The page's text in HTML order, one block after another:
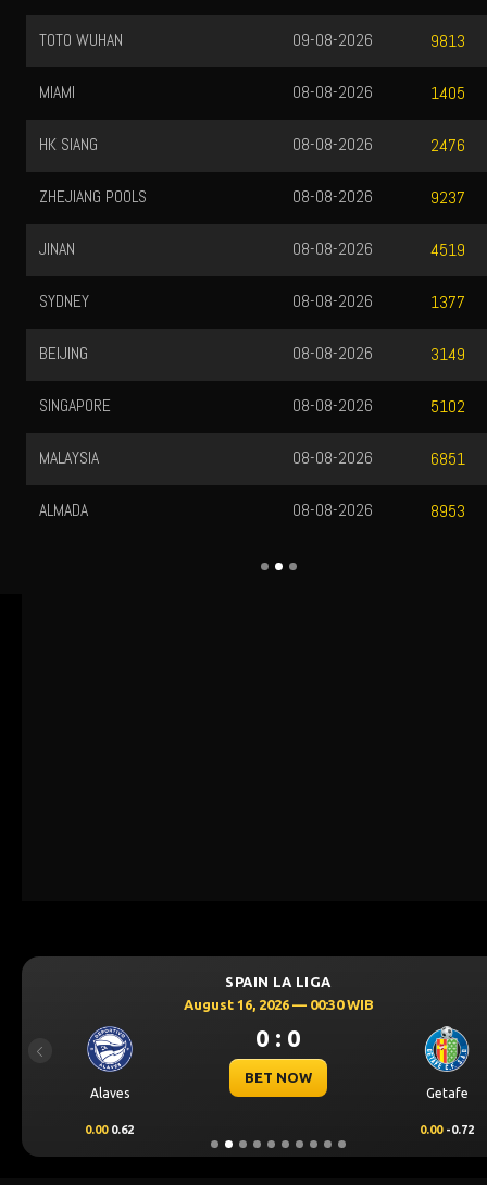
SPAIN LA LIGA
August 16, 2026 — 00:30 WIB
Alaves
0 : 0
BET NOW
Getafe
0.00 0.62 0.00 -0.72
Previous
TOTO WUHAN 9813
09-08-2026
MIAMI 1405
08-08-2026
HK SIANG 2476
08-08-2026
ZHEJIANG POOLS 9237
08-08-2026
JINAN 4519
08-08-2026
SYDNEY 1377
08-08-2026
BEIJING 3149
08-08-2026
SINGAPORE 5102
08-08-2026
MALAYSIA 6851
08-08-2026
ALMADA 8953
08-08-2026